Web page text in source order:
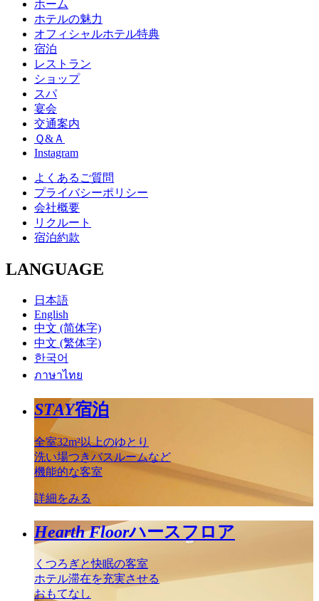
ホーム
ホテルの魅力
オフィシャルホテル特典
宿泊
レストラン
ショップ
スパ
宴会
交通案内
Ｑ&Ａ
Instagram
よくあるご質問
プライバシーポリシー
会社概要
リクルート
宿泊約款
LANGUAGE
日本語
English
中文 (简体字)
中文 (繁体字)
한국어
ภาษาไทย
STAY宿泊
全室32m²以上のゆとり
洗い場つきバスルームなど
機能的な客室
詳細をみる
Hearth Floorハースフロア
くつろぎと快眠の客室
ホテル滞在を充実させる
おもてなし